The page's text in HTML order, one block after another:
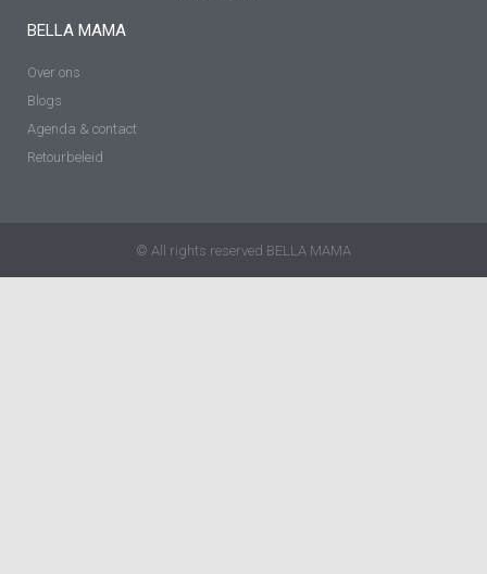
BELLA MAMA
Over ons
Blogs
Agenda & contact
Retourbeleid
© All rights reserved BELLA MAMA